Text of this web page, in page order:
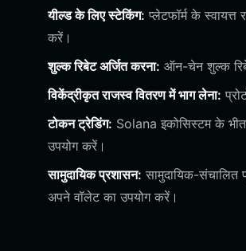
यील्ड के लिए स्टेकिंग: प्लेटफॉर्म के
करें।
शुल्क रिबेट अर्जित करना: ऑन-चेन शुल्क
विकेंद्रीकृत राजस्व वितरण में भाग लेना:
टोकन ट्रेडिंग: Solana इकोसिस्टम के
उपयोग करें।
सामुदायिक प्रशासन: सामुदायिक-संचालित
अपने वॉलेट का उपयोग करें।